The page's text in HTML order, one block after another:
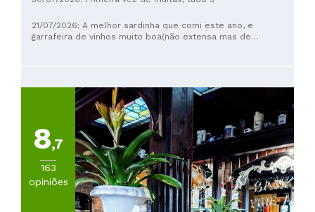
21/07/2026: A melhor sardinha que comi este ano, e
garrafeira de vinhos muito boa(não extensa mas de
8,7
163
opiniões